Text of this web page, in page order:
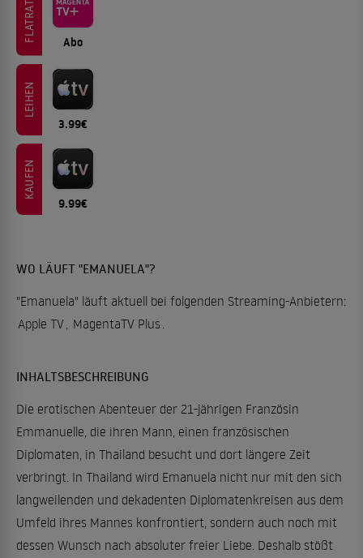
FLATRATE Abo
LEIHEN
3.99€
KAUFEN
9.99€
WO LÄUFT "EMANUELA"?
"Emanuela" läuft aktuell bei folgenden Streaming-Anbietern:
Apple TV MagentaTV Plus
INHALTSBESCHREIBUNG
Die erotischen Abenteuer der 21-jährigen Französin
Emmanuelle, die ihren Mann, einen französischen
Diplomaten, in Thailand besucht und dort längere Zeit
verbringt. In Thailand wird Emanuela nicht nur mit den sich
langweilenden und dekadenten Diplomatenkreisen aus dem
Umfeld ihres Mannes konfrontiert, sondern auch noch mit
dessen Wunsch nach absoluter freier Liebe. Deshalb stößt